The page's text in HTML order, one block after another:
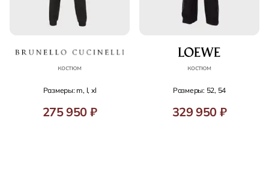
костюм
Размеры: m, l, xl
275 950 ₽
костюм
Размеры: 52, 54
329 950 ₽